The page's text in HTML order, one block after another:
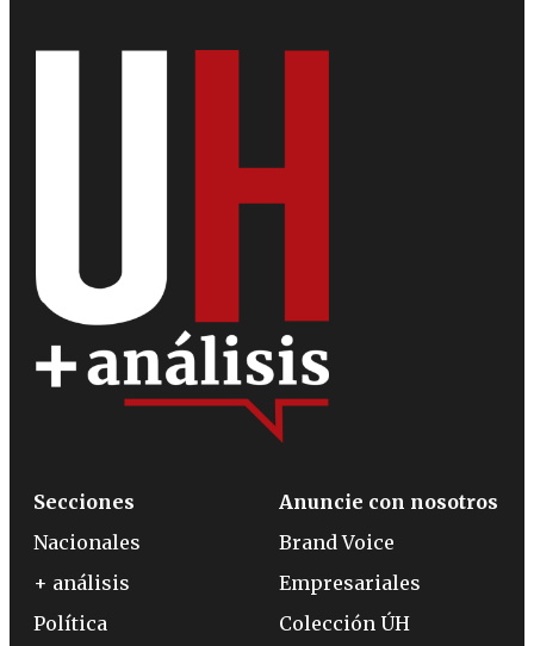
Secciones
Nacionales
+ análisis
Política
Anuncie con nosotros
Brand Voice
Empresariales
Colección ÚH